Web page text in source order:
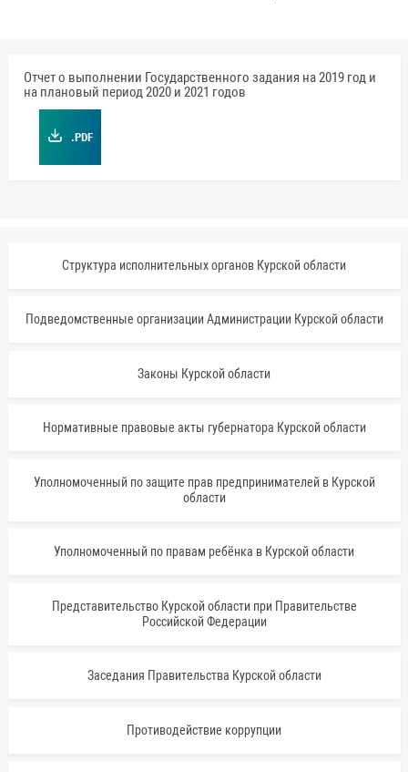
Отчет о выполнении Государственного задания на 2019 год и
на плановый период 2020 и 2021 годов
.PDF
Структура исполнительных органов Курской области
Подведомственные организации Администрации Курской области
Законы Курской области
Нормативные правовые акты губернатора Курской области
Уполномоченный по защите прав предпринимателей в Курской
области
Уполномоченный по правам ребёнка в Курской области
Представительство Курской области при Правительстве
Российской Федерации
Заседания Правительства Курской области
Противодействие коррупции